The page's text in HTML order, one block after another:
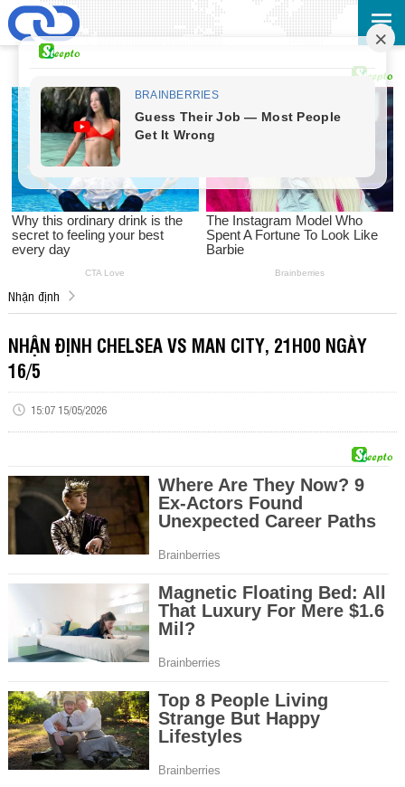
Nhận định
NHẬN ĐỊNH CHELSEA VS MAN CITY, 21H00 NGÀY
16/5
15:07 15/05/2026